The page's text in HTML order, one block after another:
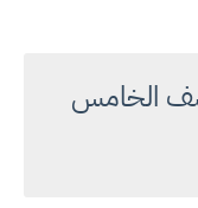
الخامس